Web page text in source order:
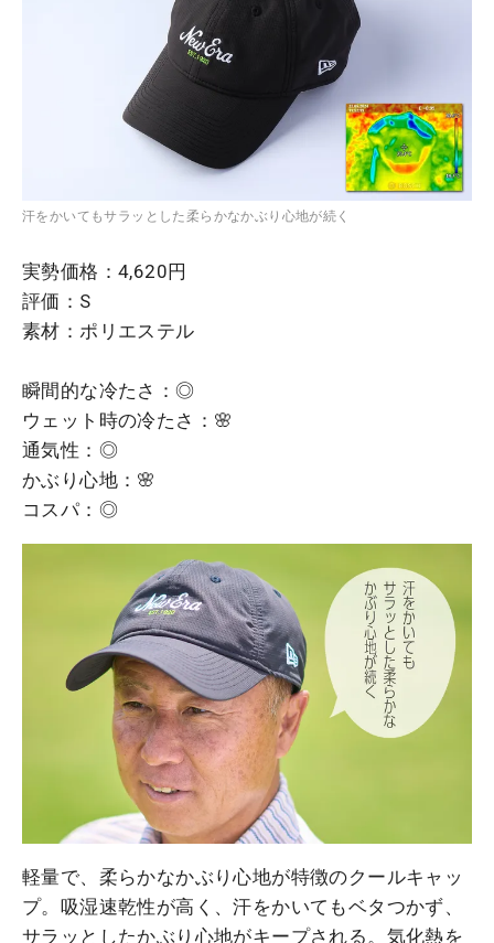
汗をかいてもサラッとした柔らかなかぶり心地が続く
実勢価格：4,620円
評価：S
素材：ポリエステル
瞬間的な冷たさ：◎
ウェット時の冷たさ：🌸
通気性：◎
かぶり心地：🌸
コスパ：◎
軽量で、柔らかなかぶり心地が特徴のクールキャッ
プ。吸湿速乾性が高く、汗をかいてもベタつかず、
サラッとしたかぶり心地がキープされる。気化熱を